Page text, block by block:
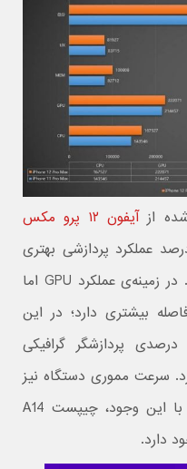
آیفون ۱۲ پرو مکس
می‌دهد که این گوشی 16 درصد عملکرد پردازشی بهتری
نسبت به آیفون 11 پرو مکس دارد. در زمینه‌ی عملکرد GPU اما
بیشتری دارد؛ در این
گوشی شاهد افزایش سرعت 4 درصدی پردازشگر گرافیکی
سرعت مموری دستگاه نیز
22 درصد افزایش یافته است اما با این وجود، چیپست A14
دارد.